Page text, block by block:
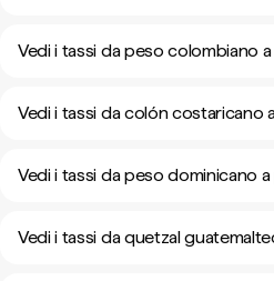
Vedi i tassi da peso colombiano
Vedi i tassi da colón costaricano
Vedi i tassi da peso dominicano
Vedi i tassi da quetzal